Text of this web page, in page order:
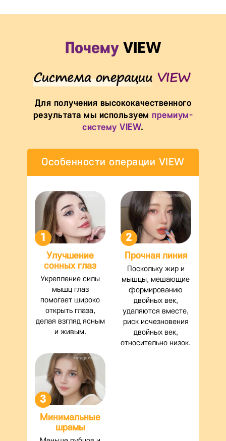
ПочемуVIEW
Для получения высококачественного
результата мы используемпремиум-
систему VIEW.
Особенности операции VIEW
1
Улучшение
сонных глаз
Укрепление силы
мышц глаз
помогает широко
открыть глаза,
делая взгляд ясным
и живым.
2
Прочная линия
Поскольку жир и
мышцы, мешающие
формированию
двойных век,
удаляются вместе,
риск исчезновения
двойных век,
относительно низок.
3
Минимальные
шрамы